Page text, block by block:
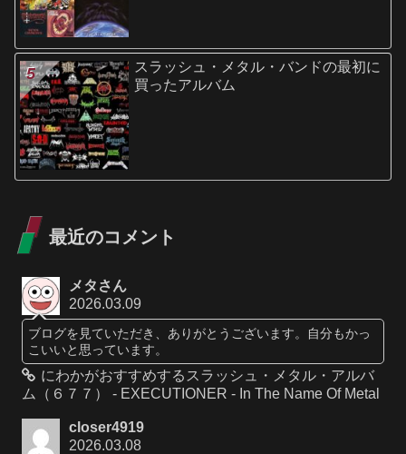
スラッシュ・メタル・バンドの最初に
買ったアルバム
最近のコメント
メタさん
2026.03.09
ブログを見ていただき、ありがとうございます。自分もかっ
こいいと思っています。
にわかがおすすめするスラッシュ・メタル・アルバ
ム（６７７） - EXECUTIONER - In The Name Of Metal
closer4919
2026.03.08